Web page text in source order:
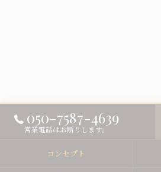
050-7587-4639
営業電話はお断りします。
コンセプト